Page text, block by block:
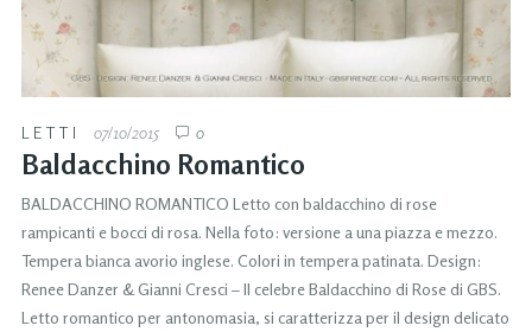
LETTI 07/10/2015 0
Baldacchino Romantico
BALDACCHINO ROMANTICO Letto con baldacchino di rose
rampicanti e bocci di rosa. Nella foto: versione a una piazza e mezzo.
Tempera bianca avorio inglese. Colori in tempera patinata. Design:
Renee Danzer & Gianni Cresci – Il celebre Baldacchino di Rose di GBS.
Letto romantico per antonomasia, si caratterizza per il design delicato